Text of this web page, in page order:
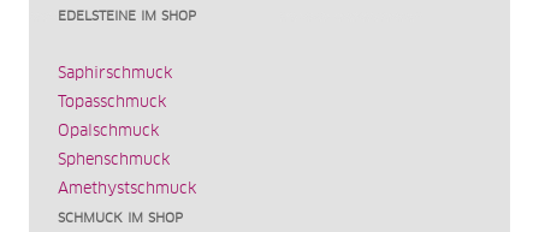
EDELSTEINE IM SHOP
Saphirschmuck
Topasschmuck
Opalschmuck
Sphenschmuck
Amethystschmuck
SCHMUCK IM SHOP